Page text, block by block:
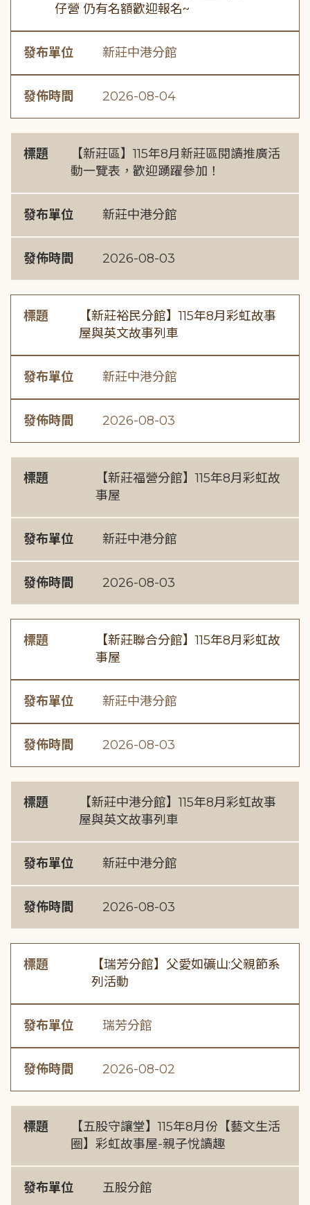
仔營 仍有名額歡迎報名~
發布單位 新莊中港分館
發佈時間 2026-08-04
標題
【新莊區】115年8月新莊區閱讀推廣活
動一覽表，歡迎踴躍參加！
發布單位 新莊中港分館
發佈時間 2026-08-03
標題
【新莊裕民分館】115年8月彩虹故事
屋與英文故事列車
發布單位 新莊中港分館
發佈時間 2026-08-03
標題
【新莊福營分館】115年8月彩虹故
事屋
發布單位 新莊中港分館
發佈時間 2026-08-03
標題
【新莊聯合分館】115年8月彩虹故
事屋
發布單位 新莊中港分館
發佈時間 2026-08-03
標題
【新莊中港分館】115年8月彩虹故事
屋與英文故事列車
發布單位 新莊中港分館
發佈時間 2026-08-03
標題
【瑞芳分館】父愛如礦山:父親節系
列活動
發布單位 瑞芳分館
發佈時間 2026-08-02
標題
【五股守讓堂】115年8月份【藝文生活
圈】彩虹故事屋-親子悅讀趣
發布單位 五股分館